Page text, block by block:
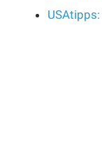
USAtipps: